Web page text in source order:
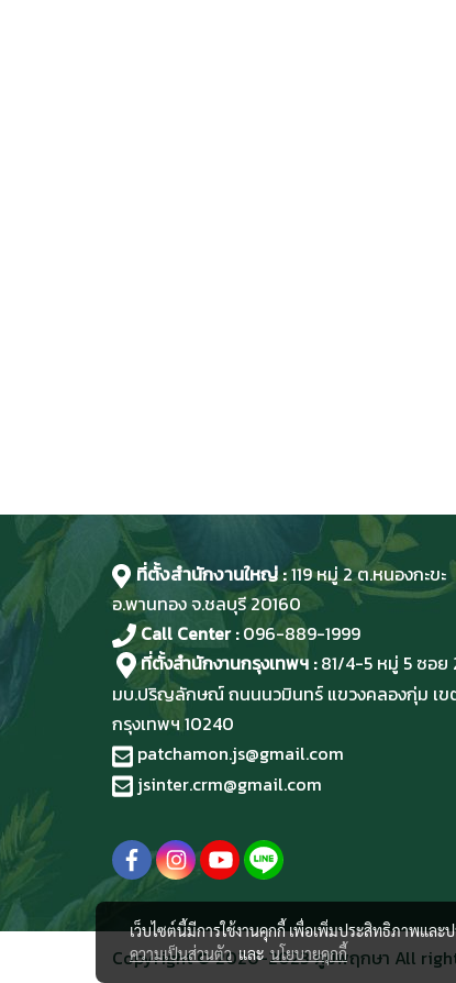
ที่ตั้งสำนักงานใหญ่ :119 หมู่ 2 ต.หนองกะขะ
อ.พานทอง จ.ชลบุรี20160
Call Center :096-889-1999
ที่ตั้งสำนักงานกรุงเทพฯ : 81/4-5 หมู่ 5 ซอย
มบ.ปริญลักษณ์ ถนนนวมินทร์ แขวงคลองกุ่ม เข
กรุงเทพฯ 10240
patchamon.js@gmail.com
jsinter.crm@gmail.com
Copyright © 2020-2023 ภูมิพฤกษา All
เว็บไซต์นี้มีการใช้งานคุกกี้ เพื่อเพิ่มประสิทธิภาพและ
ความเป็นส่วนตัวและนโยบายคุกกี้